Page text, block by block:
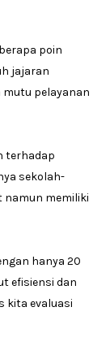
poin
jajaran
pelayanan
terhadap
sekolah-
namun memiliki
hanya 20
efisiensi dan
kita evaluasi